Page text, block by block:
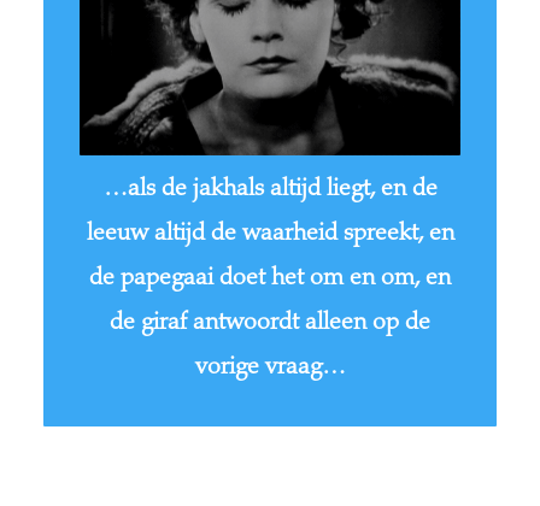
…als de jakhals altijd liegt, en de
leeuw altijd de waarheid spreekt, en
de papegaai doet het om en om, en
de giraf antwoordt alleen op de
vorige vraag…